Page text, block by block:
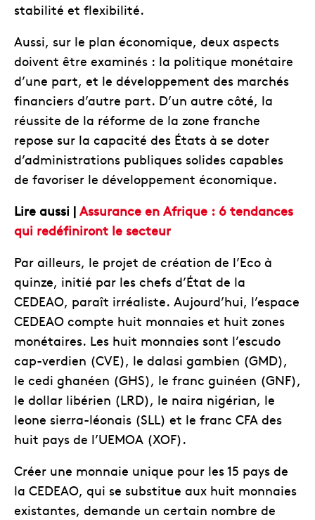
stabilité et flexibilité.
Aussi, sur le plan économique, deux aspects
doivent être examinés : la politique monétaire
d’une part, et le développement des marchés
financiers d’autre part. D’un autre côté, la
réussite de la réforme de la zone franche
repose sur la capacité des États à se doter
d’administrations publiques solides capables
de favoriser le développement économique.
Lire aussi | Assurance en Afrique : 6 tendances
qui redéfiniront le secteur
Par ailleurs, le projet de création de l’Eco à
quinze, initié par les chefs d’État de la
CEDEAO, paraît irréaliste. Aujourd’hui, l’espace
CEDEAO compte huit monnaies et huit zones
monétaires. Les huit monnaies sont l’escudo
cap-verdien (CVE), le dalasi gambien (GMD),
le cedi ghanéen (GHS), le franc guinéen (GNF),
le dollar libérien (LRD), le naira nigérian, le
leone sierra-léonais (SLL) et le franc CFA des
huit pays de l’UEMOA (XOF).
Créer une monnaie unique pour les 15 pays de
la CEDEAO, qui se substitue aux huit monnaies
existantes, demande un certain nombre de